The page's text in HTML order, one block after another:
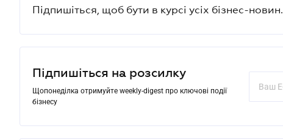
Підпишіться, щоб бути в курсі усіх бізнес-новин.
Підпишіться на розсилку
Щопонеділка отримуйте weekly-digest про ключові події
бізнесу